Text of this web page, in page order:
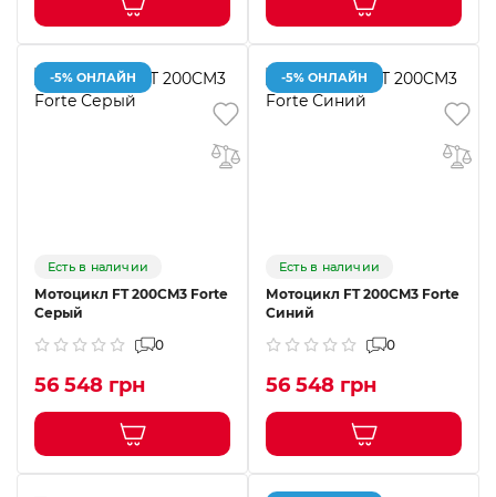
-5% ОНЛАЙН
Есть в наличии
Мотоцикл FT 200CM3 Forte
Серый
0
56 548 грн
-5% ОНЛАЙН
Есть в наличии
Мотоцикл FT 200CM3 Forte
Синий
0
56 548 грн